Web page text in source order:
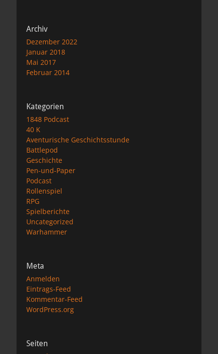
Archiv
Dezember 2022
Januar 2018
Mai 2017
Februar 2014
Kategorien
1848 Podcast
40 K
Aventurische Geschichtsstunde
Battlepod
Geschichte
Pen-und-Paper
Podcast
Rollenspiel
RPG
Spielberichte
Uncategorized
Warhammer
Meta
Anmelden
Eintrags-Feed
Kommentar-Feed
WordPress.org
Seiten